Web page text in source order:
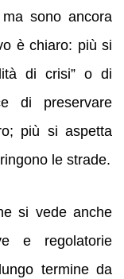
sono ancora
è chiaro: più si
di crisi” o di
di preservare
più si aspetta
le strade.
si vede anche
e regolatorie
termine da